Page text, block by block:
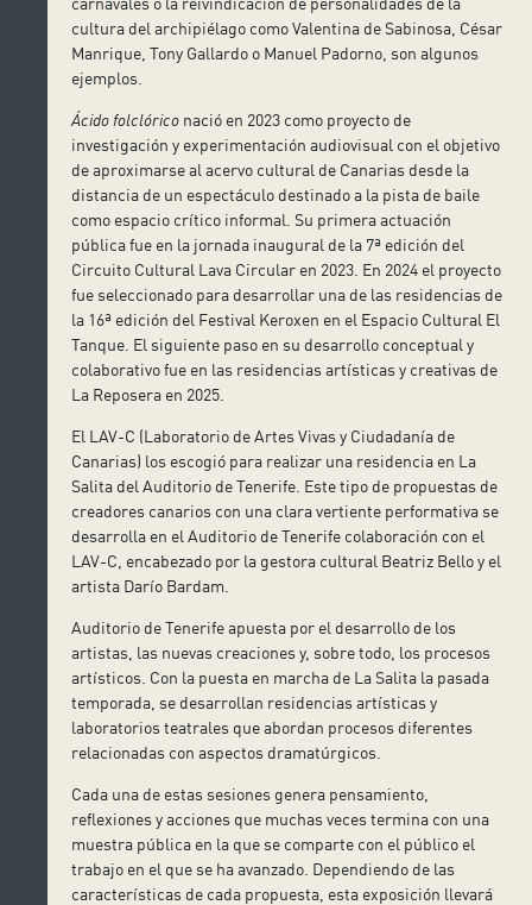
cultura del archipiélago como Valentina de Sabinosa, César
Manrique, Tony Gallardo o Manuel Padorno, son algunos
ejemplos.
Ácido folclórico nació en 2023 como proyecto de
investigación y experimentación audiovisual con el objetivo
de aproximarse al acervo cultural de Canarias desde la
distancia de un espectáculo destinado a la pista de baile
como espacio crítico informal. Su primera actuación
pública fue en la jornada inaugural de la 7ª edición del
Circuito Cultural Lava Circular en 2023. En 2024 el proyecto
fue seleccionado para desarrollar una de las residencias de
la 16ª edición del Festival Keroxen en el Espacio Cultural El
Tanque. El siguiente paso en su desarrollo conceptual y
colaborativo fue en las residencias artísticas y creativas de
La Reposera en 2025.
El LAV-C (Laboratorio de Artes Vivas y Ciudadanía de
Canarias) los escogió para realizar una residencia en La
Salita del Auditorio de Tenerife. Este tipo de propuestas de
creadores canarios con una clara vertiente performativa se
desarrolla en el Auditorio de Tenerife colaboración con el
LAV-C, encabezado por la gestora cultural Beatriz Bello y el
artista Darío Bardam.
Auditorio de Tenerife apuesta por el desarrollo de los
artistas, las nuevas creaciones y, sobre todo, los procesos
artísticos. Con la puesta en marcha de La Salita la pasada
temporada, se desarrollan residencias artísticas y
laboratorios teatrales que abordan procesos diferentes
relacionadas con aspectos dramatúrgicos.
Cada una de estas sesiones genera pensamiento,
reflexiones y acciones que muchas veces termina con una
muestra pública en la que se comparte con el público el
trabajo en el que se ha avanzado. Dependiendo de las
características de cada propuesta, esta exposición llevará